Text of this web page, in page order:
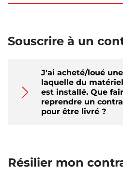
Souscrire à un
J'ai acheté/loué
laquelle du
est installé. Que
reprendre un
pour être livré ?
Résilier mon